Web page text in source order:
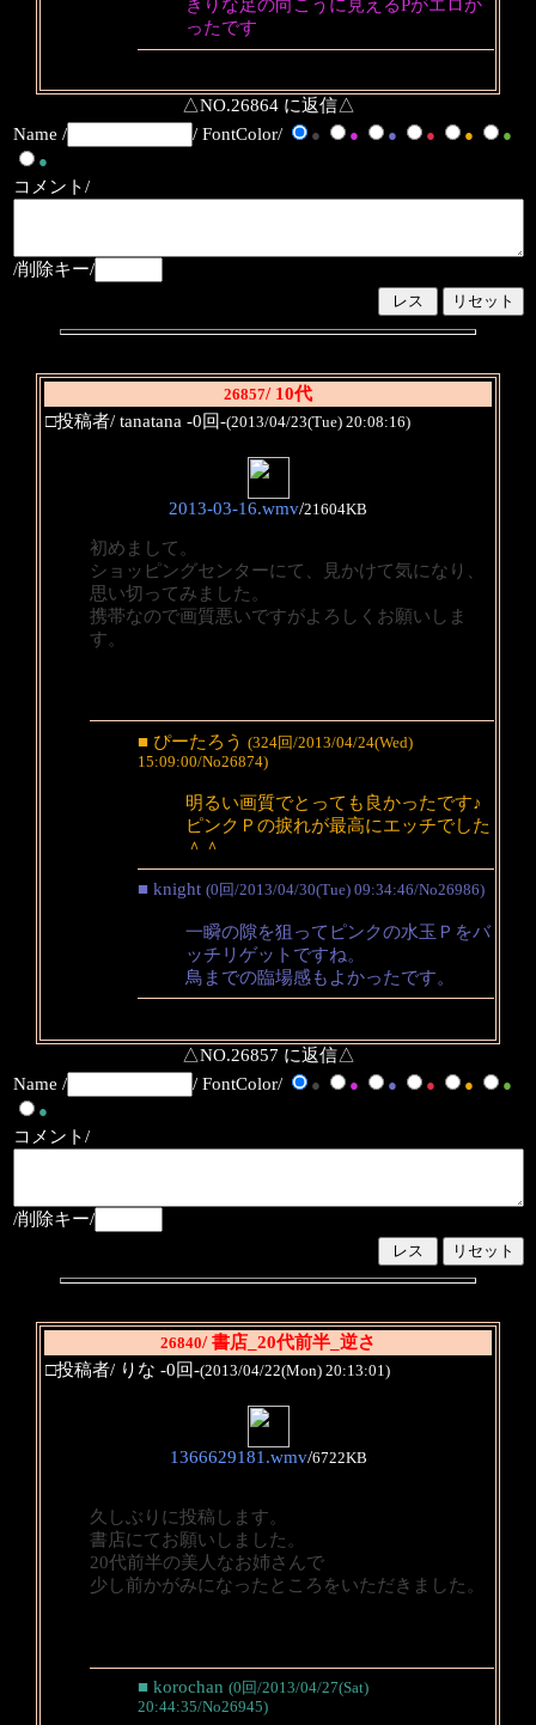
きりな足の向こうに見えるPがエロか
ったです
△NO.26864 に返信△
Name /
/ FontColor/ ● ● ● ● ●
●
●
コメント/
/削除キー/
26857/ 10代
□投稿者/ tanatana -0回-(2013/04/23(Tue) 20:08:16)
2013-03-16.wmv/21604KB
初めまして。
ショッピングセンターにて、見かけて気になり、
思い切ってみました。
携帯なので画質悪いですがよろしくお願いしま
す。
■ ぴーたろう (324回/2013/04/24(Wed)
15:09:00/No26874)
明るい画質でとっても良かったです♪
ピンクＰの捩れが最高にエッチでした
＾＾
■ knight (0回/2013/04/30(Tue) 09:34:46/No26986)
一瞬の隙を狙ってピンクの水玉Ｐをバ
ッチリゲットですね。
鳥までの臨場感もよかったです。
△NO.26857 に返信△
Name /
/ FontColor/ ● ● ● ● ●
●
●
コメント/
/削除キー/
26840/ 書店_20代前半_逆さ
□投稿者/ りな -0回-(2013/04/22(Mon) 20:13:01)
1366629181.wmv/6722KB
久しぶりに投稿します。
書店にてお願いしました。
20代前半の美人なお姉さんで
少し前かがみになったところをいただきました。
■ korochan (0回/2013/04/27(Sat)
20:44:35/No26945)